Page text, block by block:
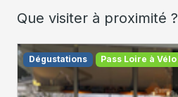
Que visiter à proximité ?
Dégustations Pass Loire à Vélo